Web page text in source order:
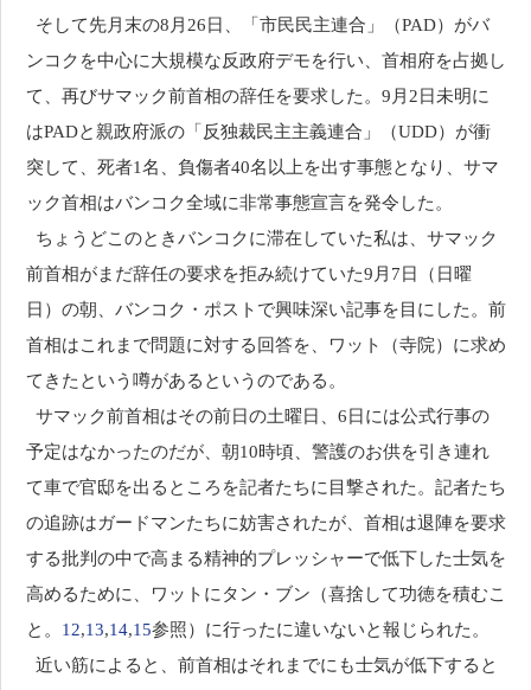
そして先月末の8月26日、「市民民主連合」（PAD）がバ
ンコクを中心に大規模な反政府デモを行い、首相府を占拠し
て、再びサマック前首相の辞任を要求した。9月2日未明に
はPADと親政府派の「反独裁民主主義連合」（UDD）が衝
突して、死者1名、負傷者40名以上を出す事態となり、サマ
ック首相はバンコク全域に非常事態宣言を発令した。
ちょうどこのときバンコクに滞在していた私は、サマック
前首相がまだ辞任の要求を拒み続けていた9月7日（日曜
日）の朝、バンコク・ポストで興味深い記事を目にした。前
首相はこれまで問題に対する回答を、ワット（寺院）に求め
てきたという噂があるというのである。
サマック前首相はその前日の土曜日、6日には公式行事の
予定はなかったのだが、朝10時頃、警護のお供を引き連れ
て車で官邸を出るところを記者たちに目撃された。記者たち
の追跡はガードマンたちに妨害されたが、首相は退陣を要求
する批判の中で高まる精神的プレッシャーで低下した士気を
高めるために、ワットにタン・ブン（喜捨して功徳を積むこ
と。 12,13,14,15参照）に行ったに違いないと報じられた。
近い筋によると、前首相はそれまでにも士気が低下すると